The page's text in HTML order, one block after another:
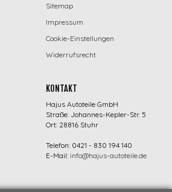
Sitemap
Impressum
Cookie-Einstellungen
Widerrufsrecht
KONTAKT
Hajus Autoteile GmbH
Straße: Johannes-Kepler-Str. 5
Ort: 28816 Stuhr
Telefon: 0421 - 830 194 140
E-Mail: info@hajus-autoteile.de